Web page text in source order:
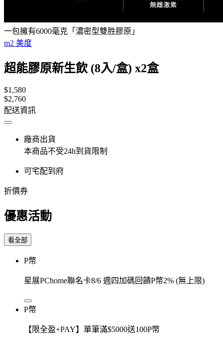
一包擁有6000毫克「濃密型雙胜膠原」
m2 美度
超能膠原新生飲 (8入/盒) x2盒
$1,580
$2,760
配送資訊
廠商出貨
本商品不受24h到貨限制
可宅配到府
折價券
優惠活動
看全部
P幣
星展PChome聯名卡8/6 週四加碼回饋P幣2% (無上限)
P幣
【限全盈+PAY】單筆滿$5000送100P幣